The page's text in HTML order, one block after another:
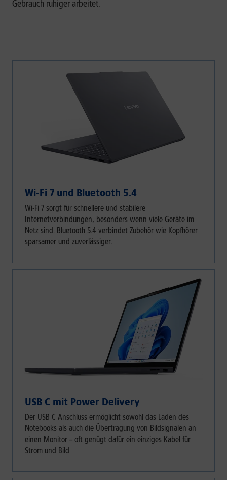
Gebrauch ruhiger arbeitet.
Wi-Fi 7 und Bluetooth 5.4
Wi-Fi 7 sorgt für schnellere und stabilere
Internetverbindungen, besonders wenn viele Geräte im
Netz sind. Bluetooth 5.4 verbindet Zubehör wie Kopfhörer
sparsamer und zuverlässiger.
USB C mit Power Delivery
Der USB C Anschluss ermöglicht sowohl das Laden des
Notebooks als auch die Übertragung von Bildsignalen an
einen Monitor – oft genügt dafür ein einziges Kabel für
Strom und Bild